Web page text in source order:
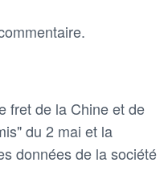
fret de la Chine et de
du 2 mai et la
données de la société